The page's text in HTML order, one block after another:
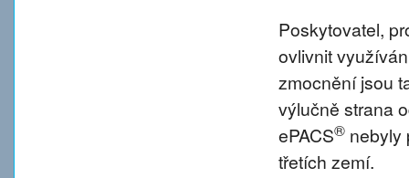
Poskytovatel,
ovlivnit
zmocnění jsou
výlučně strana
ePACS® nebyly
třetích zemí.